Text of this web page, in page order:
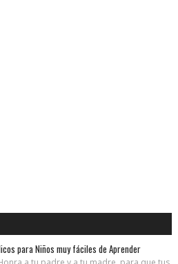
para Niños muy fáciles de Aprender